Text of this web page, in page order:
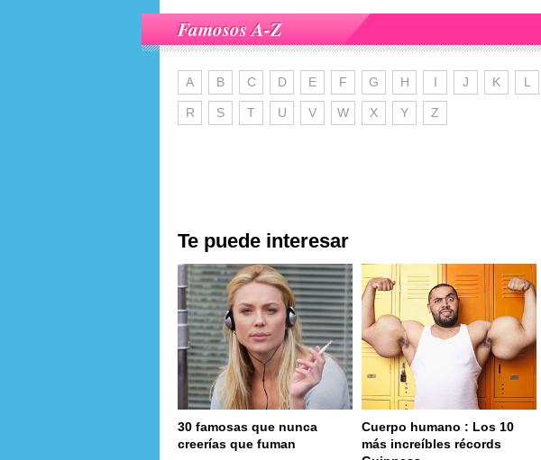
Famosos A-Z
A B C D E F G H I J K L
R S T U V W X Y Z
Te puede interesar
30 famosas que nunca
creerías que fuman
Cuerpo humano : Los 10
más increíbles récords